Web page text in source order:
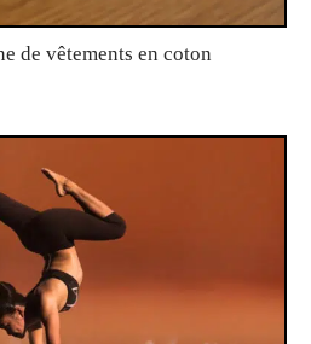
de vêtements en coton